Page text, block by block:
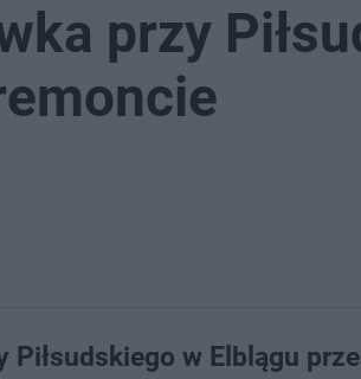
przy
Piłsudskiego w Elblągu